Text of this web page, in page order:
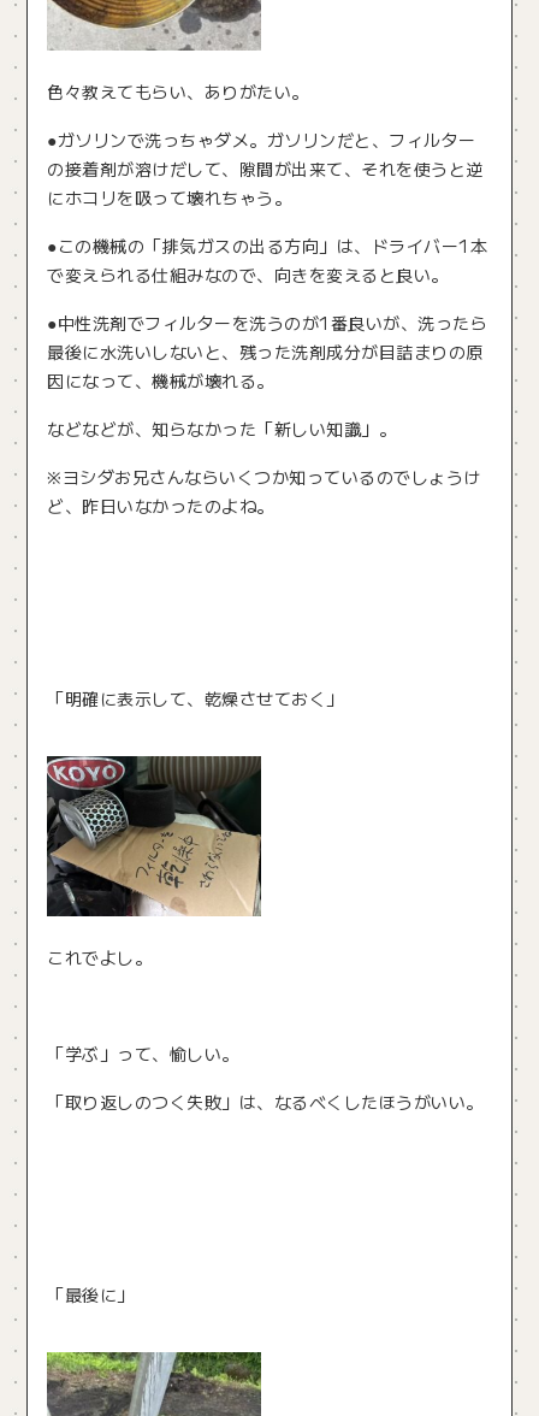
色々教えてもらい、ありがたい。
●ガソリンで洗っちゃダメ。ガソリンだと、フィルター
の接着剤が溶けだして、隙間が出来て、それを使うと逆
にホコリを吸って壊れちゃう。
●この機械の「排気ガスの出る方向」は、ドライバー1本
で変えられる仕組みなので、向きを変えると良い。
●中性洗剤でフィルターを洗うのが1番良いが、洗ったら
最後に水洗いしないと、残った洗剤成分が目詰まりの原
因になって、機械が壊れる。
などなどが、知らなかった「新しい知識」。
※ヨシダお兄さんならいくつか知っているのでしょうけ
ど、昨日いなかったのよね。
「明確に表示して、乾燥させておく」
これでよし。
「学ぶ」って、愉しい。
「取り返しのつく失敗」は、なるべくしたほうがいい。
「最後に」